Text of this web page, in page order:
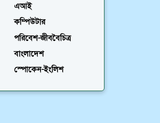
এআই
কম্পিউটার
পরিবেশ-জীববৈচিত্র
বাংলাদেশ
স্পোকেন-ইংলিশ